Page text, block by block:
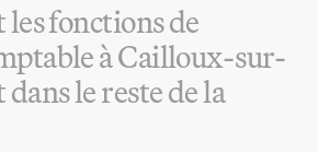
les fonctions de
à Cailloux-sur-
le reste de la